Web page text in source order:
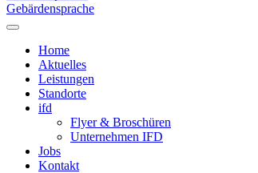
Gebärdensprache
Home
Aktuelles
Leistungen
Standorte
ifd
Flyer & Broschüren
Unternehmen IFD
Jobs
Kontakt